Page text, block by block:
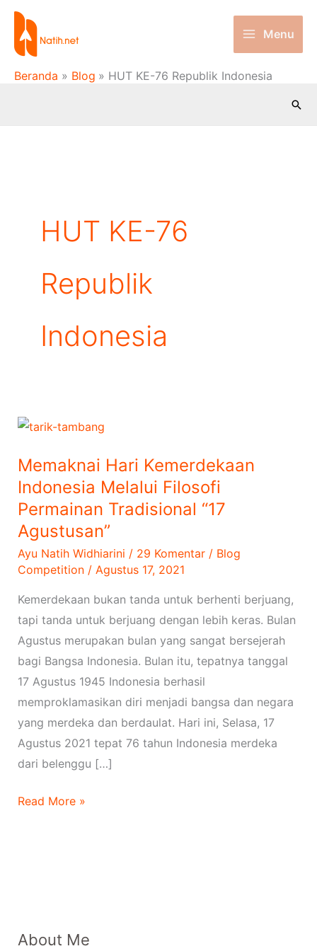
Lewati
konten
Menu
Beranda Blog HUT KE-76 Republik Indonesia
Cari
HUT KE-76
Republik
Indonesia
Memaknai Hari Kemerdekaan
Indonesia Melalui Filosofi
Permainan Tradisional “17
Agustusan”
Ayu Natih Widhiarini / 29 Komentar / Blog
Competition/ Agustus 17, 2021
Kemerdekaan bukan tanda untuk berhenti berjuang,
tapi tanda untuk berjuang dengan lebih keras. Bulan
Agustus merupakan bulan yang sangat bersejerah
bagi Bangsa Indonesia. Bulan itu, tepatnya tanggal
17 Agustus 1945 Indonesia berhasil
memproklamasikan diri menjadi bangsa dan negara
yang merdeka dan berdaulat. Hari ini, Selasa, 17
Agustus 2021 tepat 76 tahun Indonesia merdeka
dari belenggu […]
Memaknai
Kemerdekaan
Indonesia
Melalui
Filosofi
Permainan
Tradisional
Read More »
About Me
P